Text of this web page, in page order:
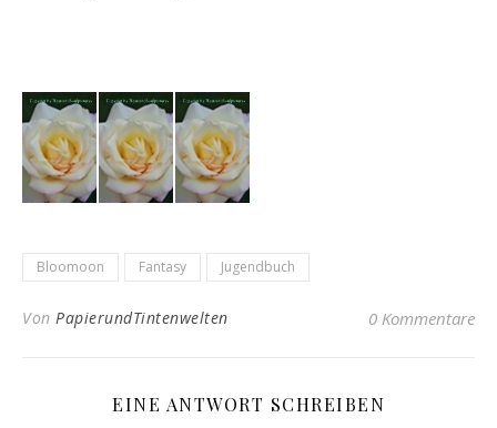
Bloomoon Fantasy Jugendbuch
Von PapierundTintenwelten 0 Kommentare
EINE ANTWORT SCHREIBEN